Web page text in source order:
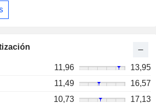
11,96
13,95
11,49
16,57
10,73
17,13